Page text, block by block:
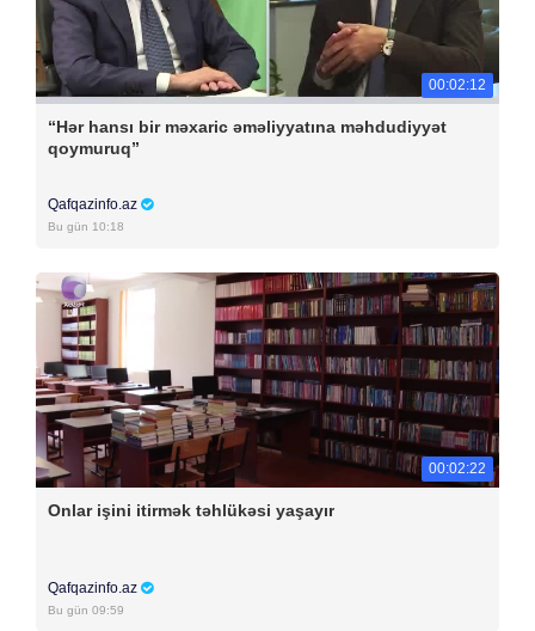
00:02:12
“Hər hansı bir məxaric əməliyyatına məhdudiyyət
qoymuruq”
Qafqazinfo.az
Bu gün 10:18
00:02:22
Onlar işini itirmək təhlükəsi yaşayır
Qafqazinfo.az
Bu gün 09:59